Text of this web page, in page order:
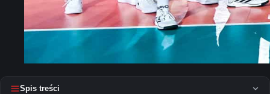
Spis treści